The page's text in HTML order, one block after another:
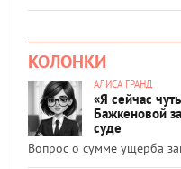
КОЛОНКИ
АЛИСА ГРАНД
«Я сейчас
Бажкеновой
суде
Вопрос о сумме ущерба